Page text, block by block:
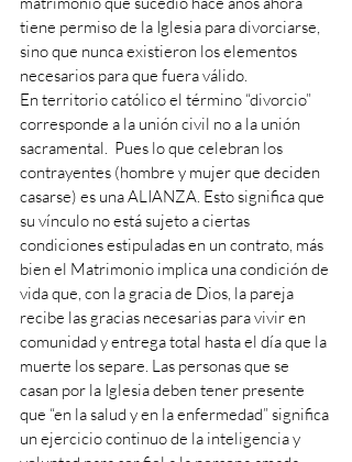
tiene permiso de la Iglesia para divorciarse,
sino que nunca existieron los elementos
necesarios para que fuera válido.
En territorio católico el término “divorcio”
corresponde a la unión civil no a la unión
sacramental.  Pues lo que celebran los
contrayentes (hombre y mujer que deciden
casarse) es una ALIANZA. Esto significa que
su vínculo no está sujeto a ciertas
condiciones estipuladas en un contrato, más
bien el Matrimonio implica una condición de
vida que, con la gracia de Dios, la pareja
recibe las gracias necesarias para vivir en
comunidad y entrega total hasta el día que la
muerte los separe. Las personas que se
casan por la Iglesia deben tener presente
que “en la salud y en la enfermedad” significa
un ejercicio continuo de la inteligencia y